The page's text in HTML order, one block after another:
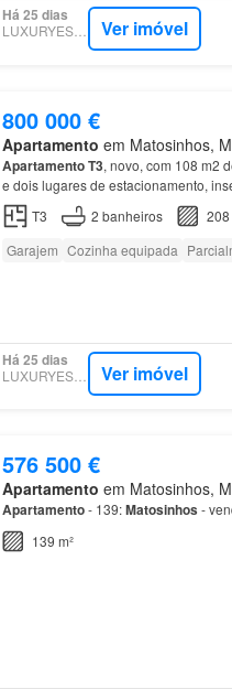
Há 25 dias
LUXURYESTATE Ver imóvel
800 000 €
Apartamento em Matosinhos,
ApartamentoT3, novo, com 108 m2
e dois lugares de estacionamento,
das principais avenidas de
Matosinhos
T3 2 banheiros
208
Garajem Cozinha equipada
Há 25 dias
LUXURYESTATE Ver imóvel
576 500 €
Apartamento em Matosinhos,
Apartamento- 139:Matosinhos -
139 m²